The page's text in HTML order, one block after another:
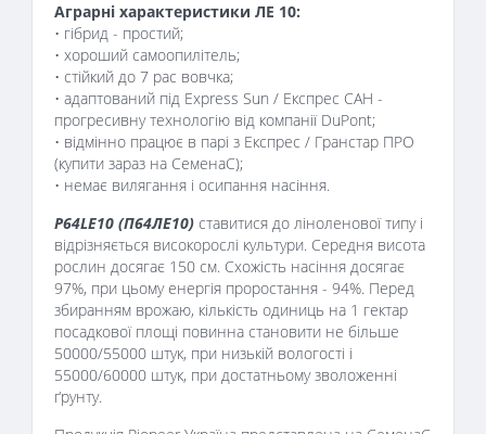
Аграрні характеристики ЛЕ 10:
• гібрид - простий;
• хороший самоопилітель;
• стійкий до 7 рас вовчка;
• адаптований під Express Sun / Експрес САН -
прогресивну технологію від компанії DuPont;
• відмінно працює в парі з Експрес / Гранстар ПРО
(купити зараз на СеменаС);
• немає вилягання і осипання насіння.
P64LE10 (П64ЛЕ10) ставитися до ліноленової типу і
відрізняється високорослі культури. Середня висота
рослин досягає 150 см. Схожість насіння досягає
97%, при цьому енергія проростання - 94%. Перед
збиранням врожаю, кількість одиниць на 1 гектар
посадкової площі повинна становити не більше
50000/55000 штук, при низькій вологості і
55000/60000 штук, при достатньому зволоженні
ґрунту.